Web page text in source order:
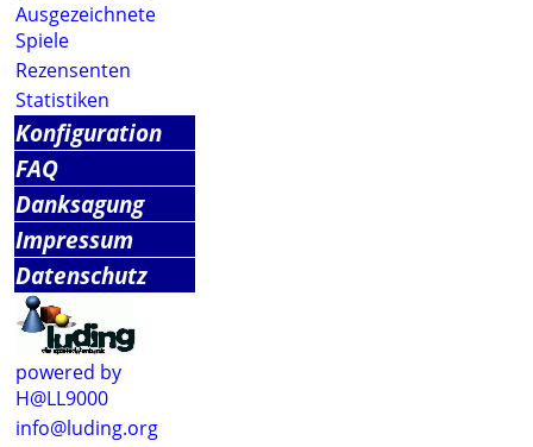
Ausgezeichnete
Spiele
Rezensenten
Statistiken
Konfiguration
FAQ
Danksagung
Impressum
Datenschutz
powered by
H@LL9000
info@luding.org